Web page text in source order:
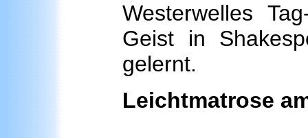
Westerwelles
Geist in
gelernt.
Leichtmatrose